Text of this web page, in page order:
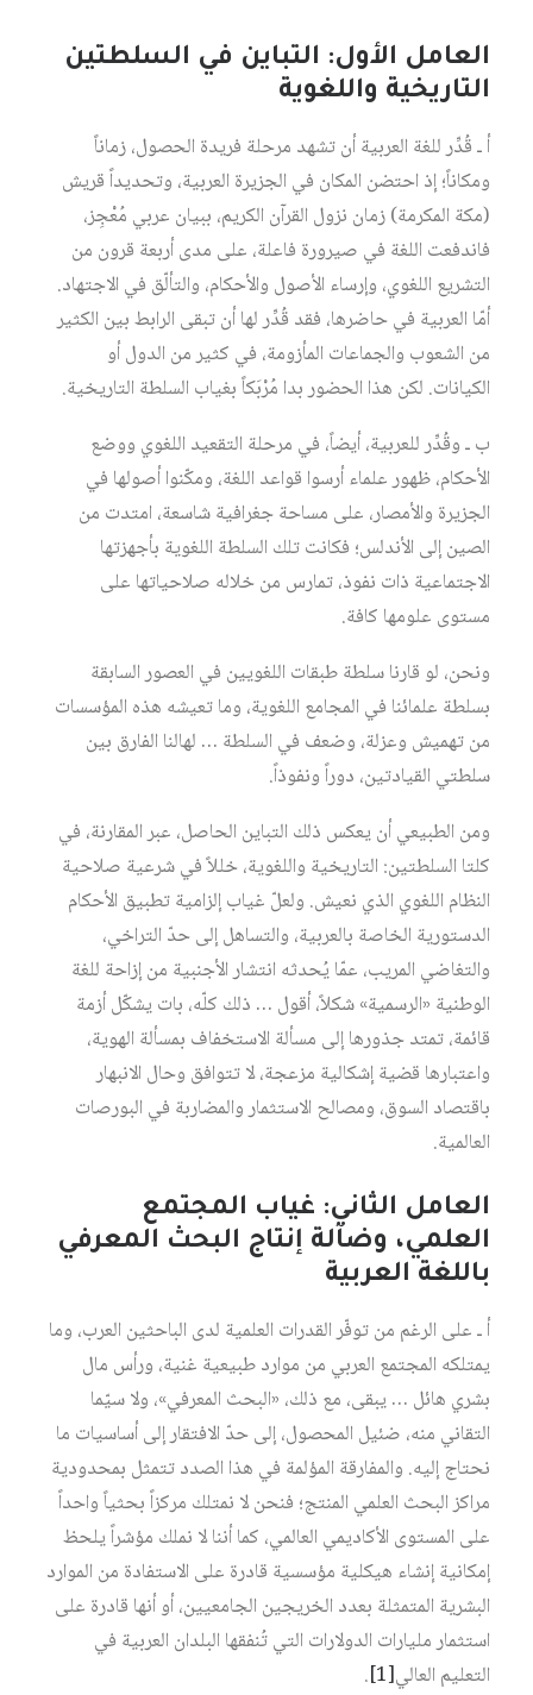
العامل الأول: التباين في السلطتين
التاريخية واللغوية
أ ـ قُدِّر للغة العربية أن تشهد مرحلة فريدة الحصول، زماناً
ومكاناً؛ إذ احتضن المكان في الجزيرة العربية، وتحديداً قريش
(مكة المكرمة) زمان نزول القرآن الكريم، ببيان عربي مُعْجِز،
فاندفعت اللغة في صيرورة فاعلة، على مدى أربعة قرون من
التشريع اللغوي، وإرساء الأصول والأحكام، والتألّق في الاجتهاد.
أمّا العربية في حاضرها، فقد قُدِّر لها أن تبقى الرابط بين الكثير
من الشعوب والجماعات المأزومة، في كثير من الدول أو
الكيانات. لكن هذا الحضور بدا مُرْبَكاً بغياب السلطة التاريخية.
ب ـ وقُدِّر للعربية، أيضاً، في مرحلة التقعيد اللغوي ووضع
الأحكام، ظهور علماء أرسوا قواعد اللغة، ومكّنوا أصولها في
الجزيرة والأمصار، على مساحة جغرافية شاسعة، امتدت من
الصين إلى الأندلس؛ فكانت تلك السلطة اللغوية بأجهزتها
الاجتماعية ذات نفوذ، تمارس من خلاله صلاحياتها على
مستوى علومها كافة.
ونحن، لو قارنا سلطة طبقات اللغويين في العصور السابقة
بسلطة علمائنا في المجامع اللغوية، وما تعيشه هذه المؤسسات
من تهميش وعزلة، وضعف في السلطة … لهالنا الفارق بين
سلطتي القيادتين، دوراً ونفوذاً.
ومن الطبيعي أن يعكس ذلك التباين الحاصل، عبر المقارنة، في
كلتا السلطتين: التاريخية واللغوية، خللاً في شرعية صلاحية
النظام اللغوي الذي نعيش. ولعلّ غياب إلزامية تطبيق الأحكام
الدستورية الخاصة بالعربية، والتساهل إلى حدّ التراخي،
والتغاضي المريب، عمّا يُحدثه انتشار الأجنبية من إزاحة للغة
الوطنية «الرسمية» شكلاً، أقول … ذلك كلّه، بات يشكّل أزمة
قائمة، تمتد جذورها إلى مسألة الاستخفاف بمسألة الهوية،
واعتبارها قضية إشكالية مزعجة، لا تتوافق وحال الانبهار
باقتصاد السوق، ومصالح الاستثمار والمضاربة في البورصات
العالمية.
العامل الثاني: غياب المجتمع
العلمي، وضآلة إنتاج البحث المعرفي
باللغة العربية
أ ـ على الرغم من توفّر القدرات العلمية لدى الباحثين العرب، وما
يمتلكه المجتمع العربي من موارد طبيعية غنية، ورأس مال
بشري هائل … يبقى، مع ذلك، «البحث المعرفي»، ولا سيّما
التقاني منه، ضئيل المحصول، إلى حدّ الافتقار إلى أساسيات ما
نحتاج إليه. والمفارقة المؤلمة في هذا الصدد تتمثل بمحدودية
مراكز البحث العلمي المنتج؛ فنحن لا نمتلك مركزاً بحثياً واحداً
على المستوى الأكاديمي العالمي، كما أننا لا نملك مؤشراً يلحظ
إمكانية إنشاء هيكلية مؤسسية قادرة على الاستفادة من الموارد
البشرية المتمثلة بعدد الخريجين الجامعيين، أو أنها قادرة على
استثمار مليارات الدولارات التي تُنفقها البلدان العربية في
التعليم العالي[1]
.